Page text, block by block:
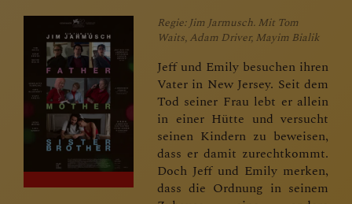
Regie: Jim Jarmusch. Mit Tom
Waits, Adam Driver, Mayim Bialik
Jeff und Emily besuchen ihren
Vater in New Jersey. Seit dem
Tod seiner Frau lebt er allein
in einer Hütte und versucht
seinen Kindern zu beweisen,
dass er damit zurechtkommt.
Doch Jeff und Emily merken,
dass die Ordnung in seinem